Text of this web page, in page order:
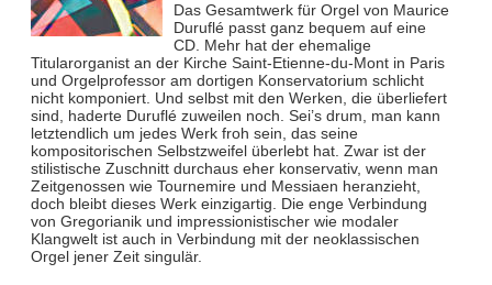
Das Gesamtwerk für Orgel von Maurice
Duruflé passt ganz bequem auf eine
CD. Mehr hat der ehemalige
Titularorganist an der Kirche Saint-Etienne-du-Mont in Paris
und Orgelprofessor am dortigen Konservatorium schlicht
nicht komponiert. Und selbst mit den Werken, die überliefert
sind, haderte Duruflé zuweilen noch. Sei’s drum, man kann
letztendlich um jedes Werk froh sein, das seine
kompositorischen Selbstzweifel überlebt hat. Zwar ist der
stilistische Zuschnitt durchaus eher konservativ, wenn man
Zeitgenossen wie Tournemire und Messiaen heranzieht,
doch bleibt dieses Werk einzigartig. Die enge Verbindung
von Gregorianik und impressionistischer wie modaler
Klangwelt ist auch in Verbindung mit der neoklassischen
Orgel jener Zeit singulär.